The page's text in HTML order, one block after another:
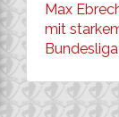
Max
mit